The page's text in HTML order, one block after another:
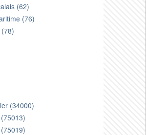
(62)
(76)
(34000)